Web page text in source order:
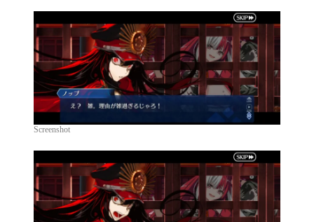
Screenshot